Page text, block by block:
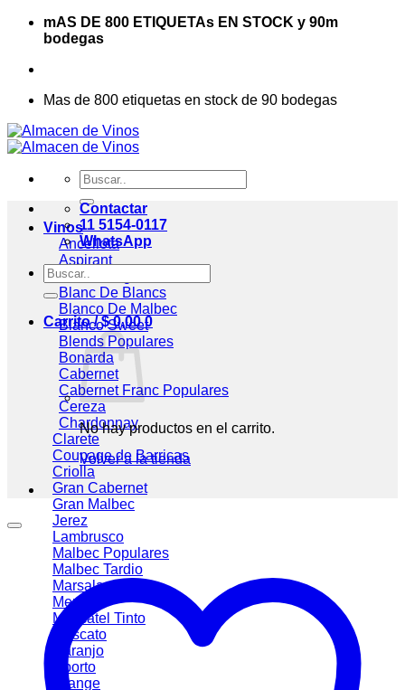
Saltar mAS DE 800 ETIQUETAs EN STOCK y 90m
bodegas
Mas de 800 etiquetas en stock de 90 bodegas
Buscar
por:
Vinos
Ancellota
Aspirant
Assemblage
Blanc De Blancs
Blanco De Malbec
Blanco Sweet
Blends
Bonarda
Cabernet
Cabernet Franc
Cereza
Chardonnay
Clarete
Coupage de Barricas
Criolla
Gran Cabernet
Gran Malbec
Jerez
Lambrusco
Malbec
Malbec Tardio
Marsala
Merlot
Moscatel Tinto
Moscato
Naranjo
Oporto
Orange
Contactar
11 5154-0117
WhatsApp
Buscar
por:
Carrito /$0,00 0
No hay productos en el carrito.
Volver a la tienda